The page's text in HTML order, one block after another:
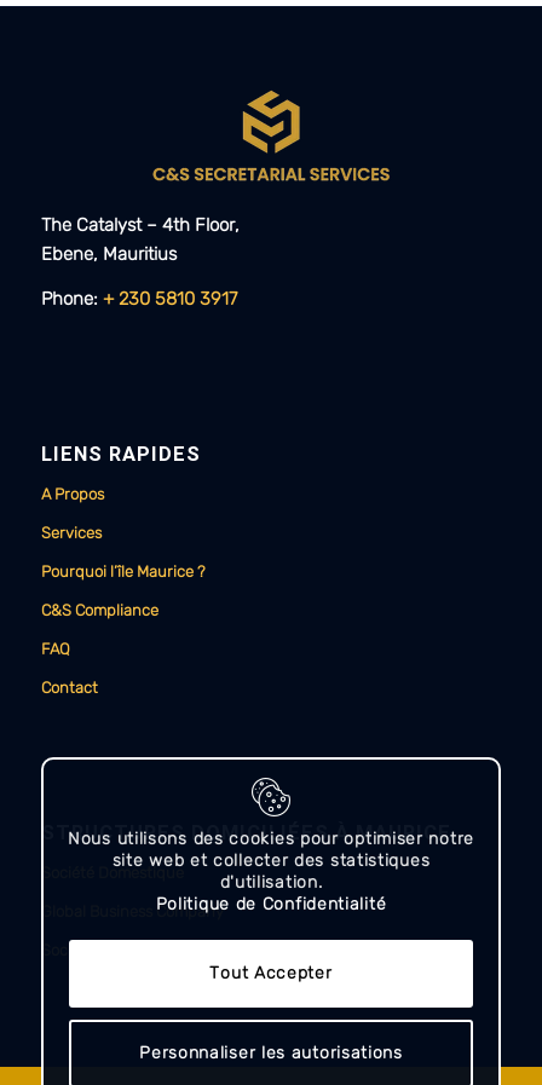
The Catalyst – 4th Floor,
Ebene, Mauritius​​
Phone: + 230 5810 3917
LIENS RAPIDES
A Propos
Services
Pourquoi l’île Maurice ?
C&S Compliance
FAQ
Contact
STRUCTURES DOMICILIÉES À MAURICE
Société Domestique
Global Business Company
Nous utilisons des cookies pour optimiser notre
site web et collecter des statistiques
d'utilisation.
Politique de Confidentialité
Tout Accepter
Personnaliser les autorisations